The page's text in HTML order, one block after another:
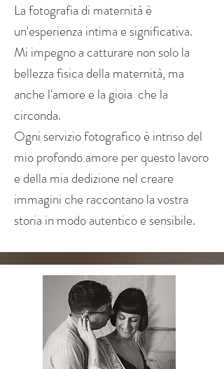
La fotografia di maternità è
un'esperienza intima e significativa.
Mi impegno a catturare non solo la
bellezza fisica della maternità, ma
anche l'amore e la gioia che la
circonda.
Ogni servizio fotografico è intriso del
mio profondo amore per questo lavoro
e della mia dedizione nel creare
immagini che raccontano la vostra
storia in modo autentico e sensibile.